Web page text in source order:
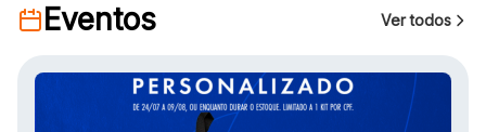
Chamar Uber
Eventos Ver todos